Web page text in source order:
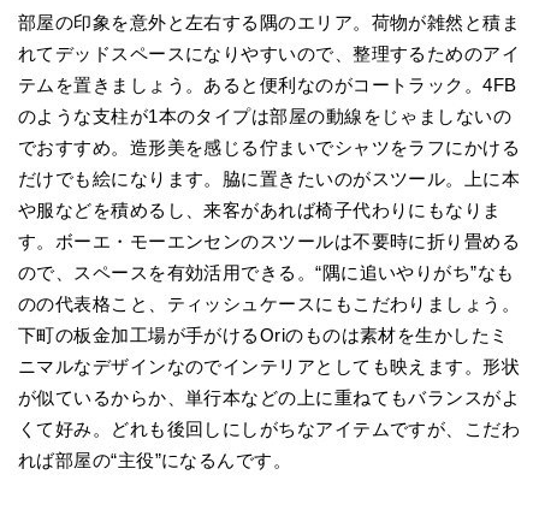
部屋の印象を意外と左右する隅のエリア。荷物が雑然と積ま
れてデッドスペースになりやすいので、整理するためのアイ
テムを置きましょう。あると便利なのがコートラック。4FB
のような支柱が1本のタイプは部屋の動線をじゃましないの
でおすすめ。造形美を感じる佇まいでシャツをラフにかける
だけでも絵になります。脇に置きたいのがスツール。上に本
や服などを積めるし、来客があれば椅子代わりにもなりま
す。ボーエ・モーエンセンのスツールは不要時に折り畳める
ので、スペースを有効活用できる。“隅に追いやりがち”なも
のの代表格こと、ティッシュケースにもこだわりましょう。
下町の板金加工場が手がけるOriのものは素材を生かしたミ
ニマルなデザインなのでインテリアとしても映えます。形状
が似ているからか、単行本などの上に重ねてもバランスがよ
くて好み。どれも後回しにしがちなアイテムですが、こだわ
れば部屋の“主役”になるんです。